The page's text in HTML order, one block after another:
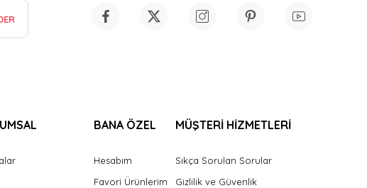
BANA ÖZEL
Hesabım
Favori Ürünlerim
MÜŞTERİ HİZMETLERİ
Sıkça Sorulan Sorular
Gizlilik ve Güvenlik